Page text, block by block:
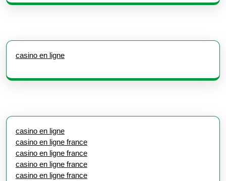
casino en ligne
casino en ligne
casino en ligne france
casino en ligne france
casino en ligne france
casino en ligne france